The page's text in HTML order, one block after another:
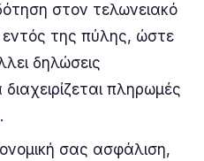
στον τελωνειακό
της πύλης, ώστε
δηλώσεις
πληρωμές
σας ασφάλιση,